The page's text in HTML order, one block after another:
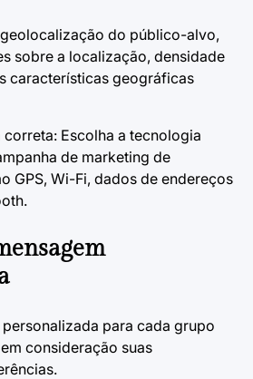
do público-alvo,
sobre a localização, densidade
características geográficas
Escolha a tecnologia
de marketing de
GPS, Wi-Fi, dados de endereços
para cada grupo
consideração suas